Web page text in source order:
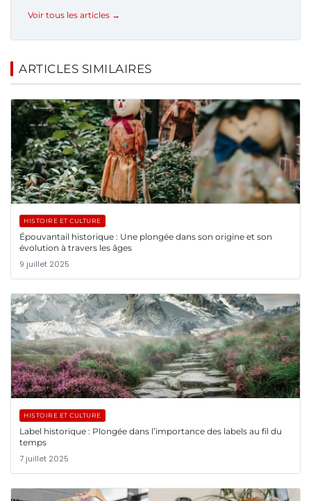
Voir tous les articles →
ARTICLES SIMILAIRES
HISTOIRE ET CULTURE
Épouvantail historique : Une plongée dans son origine et son
évolution à travers les âges
9 juillet 2025
HISTOIRE ET CULTURE
Label historique : Plongée dans l’importance des labels au fil du
temps
7 juillet 2025